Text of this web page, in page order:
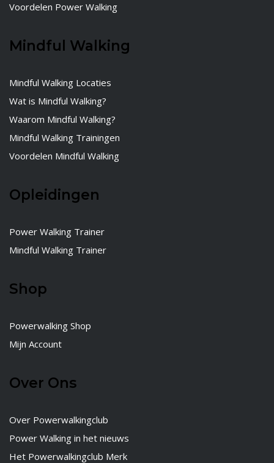
Voordelen Power Walking
Mindful Walking
Mindful Walking Locaties
Wat is Mindful Walking?
Waarom Mindful Walking?
Mindful Walking Trainingen
Voordelen Mindful Walking
Opleidingen
Power Walking Trainer
Mindful Walking Trainer
Shop
Powerwalking Shop
Mijn Account
Over Ons
Over Powerwalkingclub
Power Walking in het nieuws
Het Powerwalkingclub Merk